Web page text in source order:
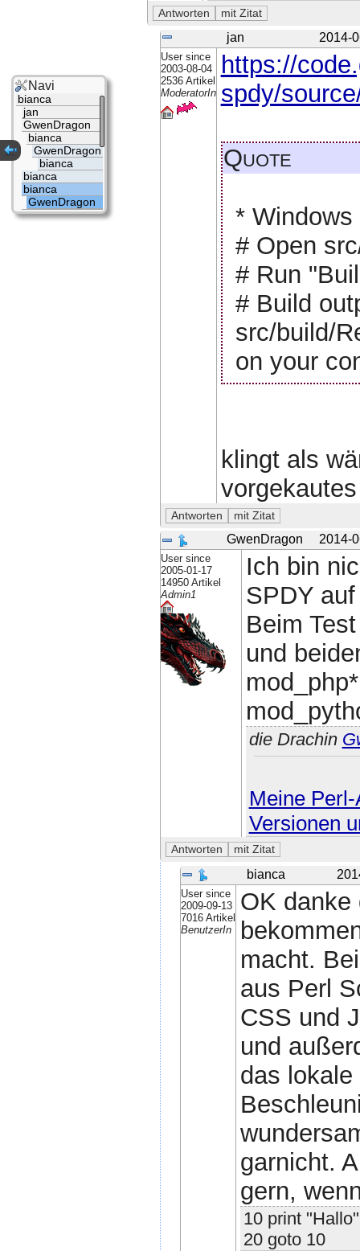
jan 2014-
User since
2003-08-04
2536 Artikel
ModeratorIn
https://
spdy/
Quote
* Windows
# Open
# Run
# Build
src/build/
on your
klingt als
GwenDragon 2014-
User since
2005-01-17
14950 Artikel
Admin1
Ich bin
SPDY
Beim
und
die Drachin
Meine
Versionen
bianca
User since
2009-09-13
7016 Artikel
BenutzerIn
OK danke
macht.
aus Perl
CSS und
und
das
garnicht.
gern,
10 print "Hallo"
20 goto 10
Navi
bianca
jan
GwenDragon
bianca
GwenDragon
bianca
bianca
bianca
GwenDragon